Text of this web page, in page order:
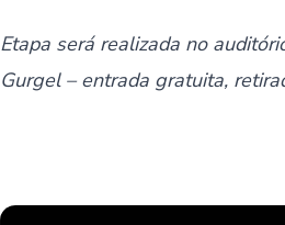
Etapa será realizada no
Gurgel – entrada gratuita,